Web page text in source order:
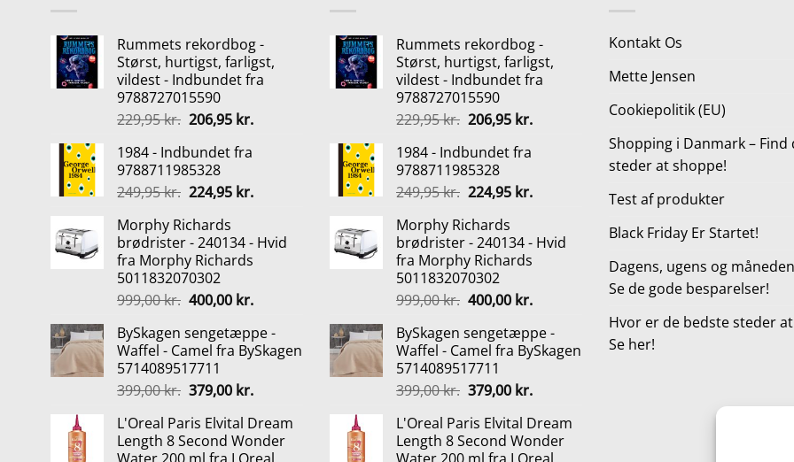
Rummets rekordbog -
Størst, hurtigst, farligst,
vildest - Indbundet fra
9788727015590
229,95kr. Den
pris
var:
229,95 kr..
206,95 kr.Den
206,95 kr..
1984 - Indbundet fra
9788711985328
249,95kr. Den
pris
var:
249,95 kr..
224,95 kr.Den
er:
224,95 kr..
Morphy Richards
brødrister - 240134 - Hvid
fra Morphy Richards
5011832070302
999,00kr. Den
pris
var:
999,00 kr..
400,00 kr.Den
pris
er:
BySkagen sengetæppe -
Waffel - Camel fra BySkagen
5714089517711
399,00kr. Den
pris
var:
379,00 kr.Den
pris
er:
L'Oreal Paris Elvital Dream
Length 8 Second Wonder
Rummets rekordbog -
Størst, hurtigst, farligst,
vildest - Indbundet fra
9788727015590
229,95kr. Den
pris
var:
229,95 kr..
206,95 kr.Den
206,95 kr..
1984 - Indbundet fra
9788711985328
249,95kr. Den
pris
var:
249,95 kr..
224,95 kr.Den
er:
224,95 kr..
Morphy Richards
brødrister - 240134 - Hvid
fra Morphy Richards
5011832070302
999,00kr. Den
pris
var:
999,00 kr..
400,00 kr.Den
pris
er:
BySkagen sengetæppe -
Waffel - Camel fra BySkagen
5714089517711
399,00kr. Den
pris
var:
379,00 kr.Den
pris
er:
L'Oreal Paris Elvital Dream
Length 8 Second Wonder
Kontakt Os
Mette Jensen
Cookiepolitik (EU)
Shopping i Danmark – Find
steder at shoppe!
Test af produkter
Black Friday Er Startet!
Dagens, ugens og
Se de gode besparelser!
Hvor er de bedste steder
Se her!